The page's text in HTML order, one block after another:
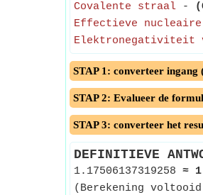
Covalente straal -
Effectieve
Elektronegativiteit
STAP 1: converteer ingang
STAP 2: Evalueer de
STAP 3: converteer het
DEFINITIEVE
1.17506137319258 ≈
(Berekening